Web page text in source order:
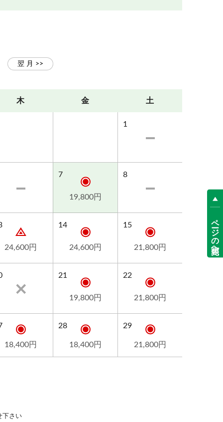
木 金 土
1
7
19,800円
8
24,600円
14
24,600円
15
21,800円
21
19,800円
22
21,800円
18,400円
28
18,400円
29
21,800円
下さい
ページの先頭へ